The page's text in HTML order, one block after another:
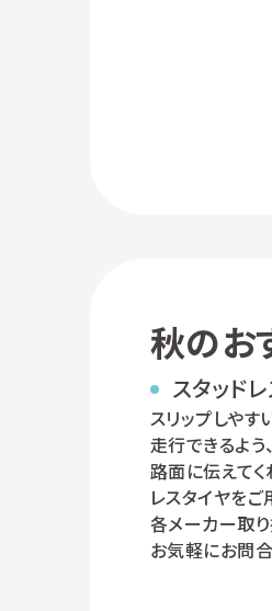
秋のお
スタッド
スリップしや
走行できるよう
路面に伝えてく
レスタイヤをご
各メーカー取り
お気軽にお問合